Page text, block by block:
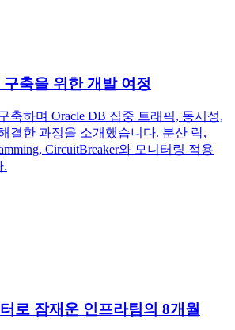
축을 위한 개발 여정
축하며 Oracle DB 집중 트래픽, 동시성,
결한 과정을 소개했습니다. 분산 락,
CircuitBreaker와 모니터링 적용
.
로 잠재운 인프라팀의 8개월